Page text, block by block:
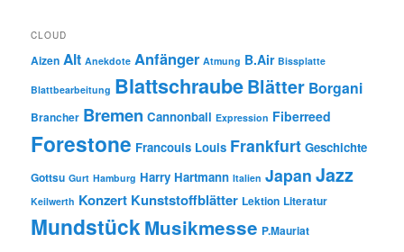
CLOUD
Aizen Alt Anekdote Anfänger Atmung B.Air Bissplatte
Blattbearbeitung BlattschraubeBlätter Borgani
Brancher Bremen Cannonball Expression Fiberreed
Forestone Francouis Louis Frankfurt Geschichte
Gottsu Gurt Hamburg Harry Hartmann Italien Japan Jazz
Keilwerth Konzert Kunststoffblätter Lektion Literatur
MundstückMusikmesse P.Mauriat